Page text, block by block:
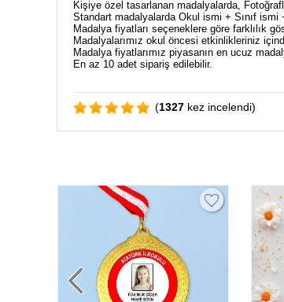
Kişiye özel tasarlanan madalyalarda,
Standart madalyalarda Okul ismi + Sınıf ismi
Madalya fiyatları seçeneklere göre farklılık
Madalyalarımız okul öncesi etkinlikleriniz
Madalya fiyatlarımız piyasanın en ucuz
En az 10 adet sipariş edilebilir.
(1327 kez incelendi)